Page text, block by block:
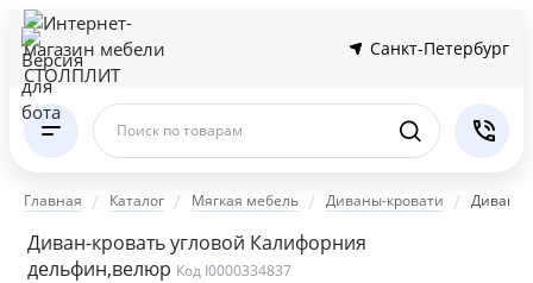
Санкт-Петербург
Поиск по товарам
Главная Каталог Мягкая мебель Диваны-кровати Диван-
Диван-кровать угловой Калифорния
дельфин,велюр Код I0000334837